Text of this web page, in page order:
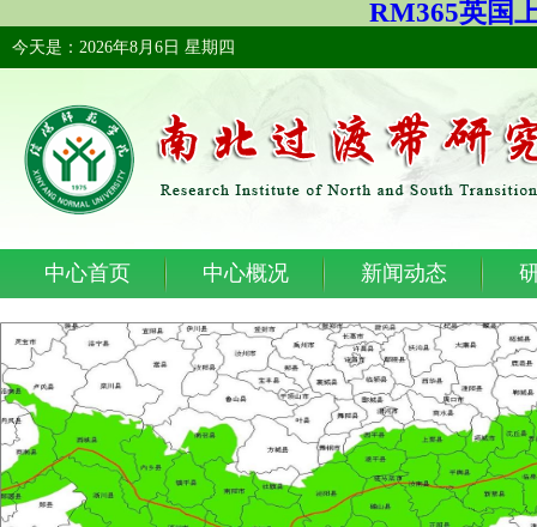
RM365英国
今天是：2026年8月6日 星期四
中心首页 中心概况 新闻动态